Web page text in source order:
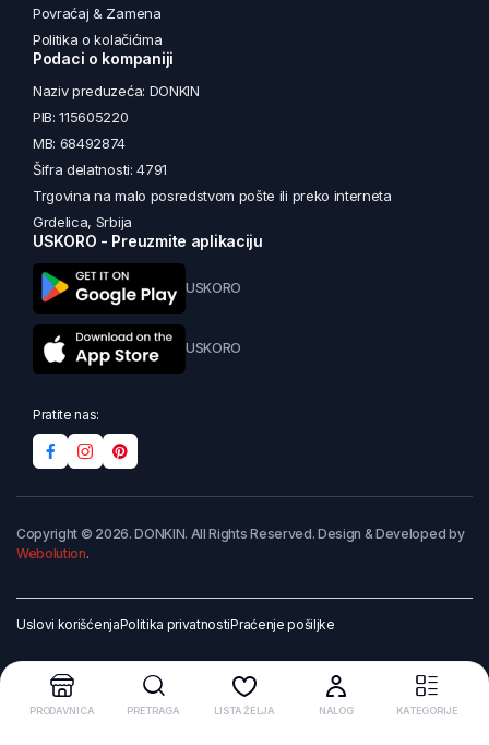
Povraćaj & Zamena
Politika o kolačićima
Podaci o kompaniji
Naziv preduzeća: DONKIN
PIB: 115605220
MB: 68492874
Šifra delatnosti: 4791
Trgovina na malo posredstvom pošte ili preko interneta
Grdelica, Srbija
USKORO - Preuzmite aplikaciju
USKORO
USKORO
Pratite nas:
Copyright © 2026. DONKIN. All Rights Reserved. Design & Developed by
Webolution.
Uslovi korišćenjaPolitika privatnostiPraćenje pošiljke
PRODAVNICA PRETRAGA LISTA ŽELJA NALOG KATEGORIJE